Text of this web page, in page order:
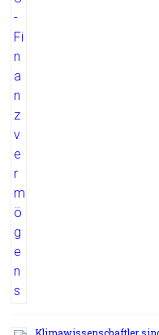
Klimawissenschaftler